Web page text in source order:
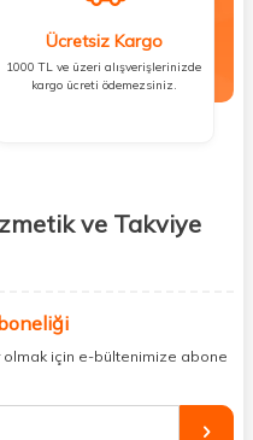
Ücretsiz Kargo
1000 TL ve üzeri alışverişlerinizde
kargo ücreti ödemezsiniz.
ve Takviye
ürünlerini sizlerle
gerek yok;
topluyor ve kapınıza kadar
güzelliğinizi tamamlayabilir,
için e-bültenimize abone